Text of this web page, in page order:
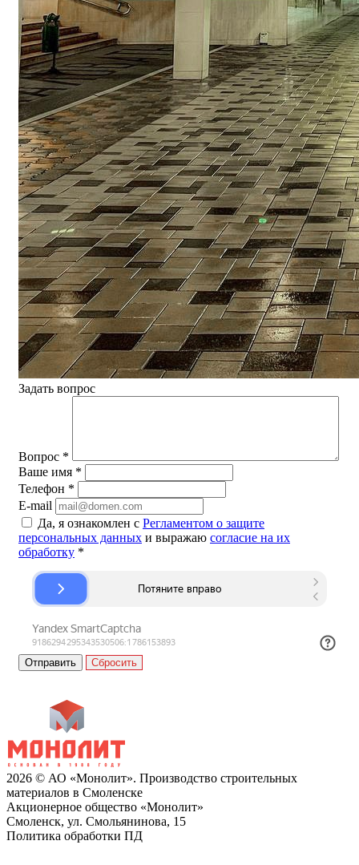
Задать вопрос
Вопрос *
Ваше имя *
Телефон *
E-mail
Да, я ознакомлен с Регламентом о защите
персональных данных и выражаю согласие на их
обработку *
Сбросить
2026 © АО «Монолит». Производство строительных
материалов в Смоленске
Акционерное общество «Монолит»
Смоленск, ул. Смольянинова, 15
Политика обработки ПД